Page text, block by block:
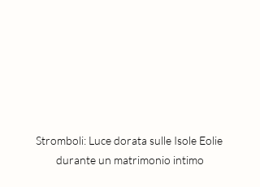
Stromboli: Luce dorata sulle Isole Eolie
durante un matrimonio intimo